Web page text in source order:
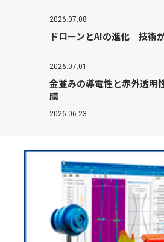
2026.07.08
ドローンとAIの進化 技術
2026.07.01
金並みの導電性と赤外透明
膜
2026.06.23